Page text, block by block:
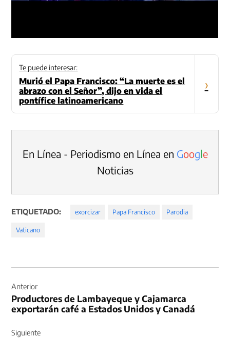
Te puede interesar:
Murió el Papa Francisco: “La muerte es el
abrazo con el Señor”, dijo en vida el
pontífice latinoamericano
›
En Línea - Periodismo en Línea en Google
Noticias
ETIQUETADO: exorcizar Papa Francisco Parodia
Vaticano
de
entradas
Anterior
Productores de Lambayeque y Cajamarca
exportarán café a Estados Unidos y Canadá
Siguiente